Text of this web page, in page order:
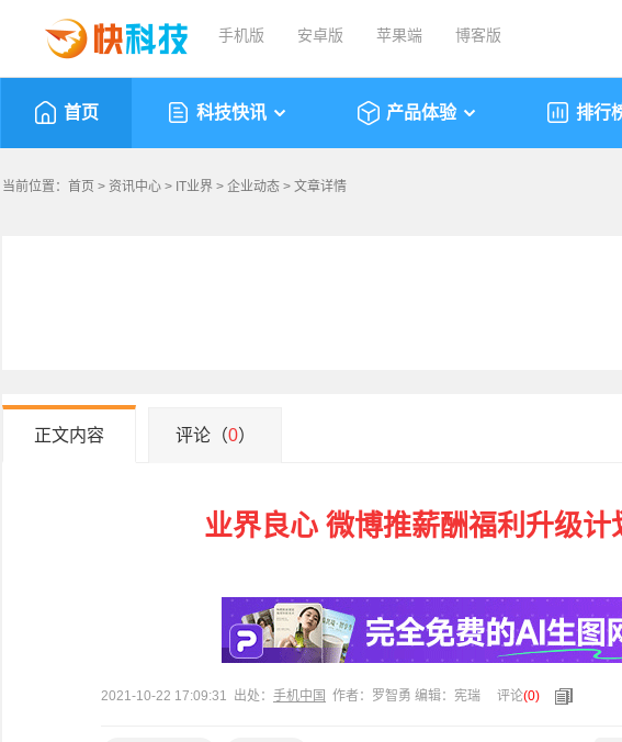
手机版 安卓版 苹果端 博客版
首页 科技快讯 产品体验 排行
当前位置： 首页 > 资讯中心 > IT业界 > 企业动态 > 文章详情
正文内容 评论（0）
业界良心 微博推薪酬福利升级
2021-10-22 17:09:31 出处： 手机中国 作者：罗智勇 编辑：宪瑞 评论(0)